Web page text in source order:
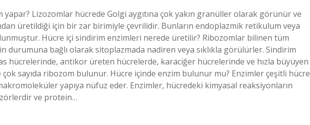
Lizozomlar hücrede Golgi aygıtına çok yakın granüller olarak görünür ve
üretildiği için bir zar birimiyle çevrilidir. Bunların endoplazmik retikulum veya
Hücre içi sindirim enzimleri nerede üretilir? Ribozomlar bilinen tüm
durumuna bağlı olarak sitoplazmada nadiren veya sıklıkla görülürler. Sindirim
hücrelerinde, antikor üreten hücrelerde, karaciğer hücrelerinde ve hızla büyüyen
sayıda ribozom bulunur. Hücre içinde enzim bulunur mu? Enzimler çeşitli hücre
yapıya nüfuz eder. Enzimler, hücredeki kimyasal reaksiyonların
ve protein…